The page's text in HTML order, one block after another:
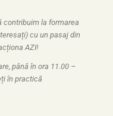
contribuim la formarea
cu un pasaj din
AZI!
până în ora 11.00 –
în practică